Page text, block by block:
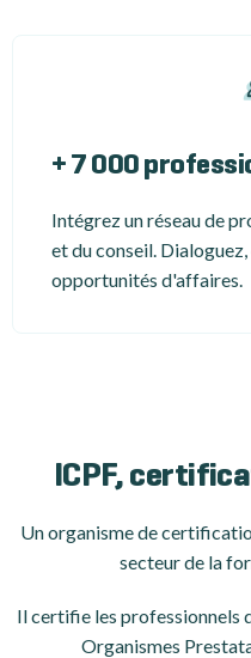
+ 7 000
Intégrez un réseau de
et du conseil.
opportunités d'affaires.
ICPF,
Un organisme de
secteur de la
Il certifie les professionnels
Organismes